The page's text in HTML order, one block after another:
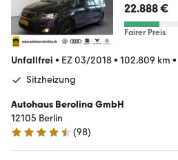
22.888 €
Fairer Preis
Unfallfrei • EZ 03/2018• 102.809 km •
Sitzheizung
Autohaus Berolina GmbH
12105 Berlin
4.3 Sterne
(98)